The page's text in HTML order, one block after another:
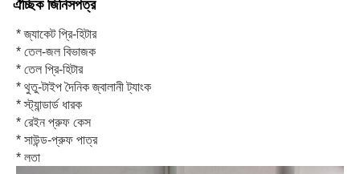
ঐচ্ছিক জিনিসপত্র
* জ্যাকেট প্রি-হিটার
* তেল-জল বিভাজক
* তেল প্রি-হিটার
* থুতু-টাইপ দৈনিক জ্বালানী ট্যাংক
* স্ট্যান্ডার্ড ধারক
* রেইন প্রুফ কেস
* সাউন্ড-প্রুফ পাত্র
* লতা